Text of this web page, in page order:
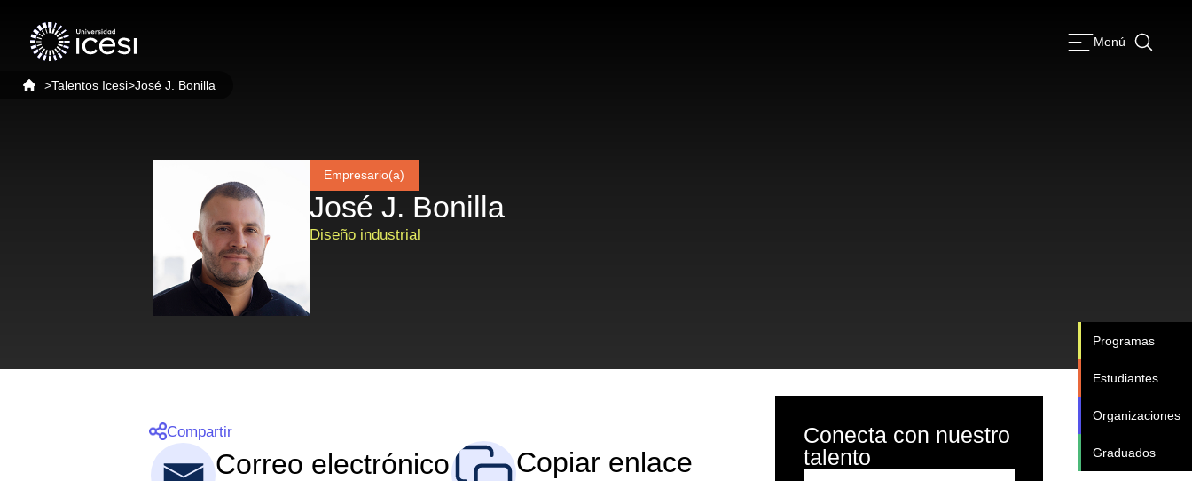
>Talentos Icesi>José J. Bonilla
Menú
Programas
Estudiantes
Organizaciones
Graduados
Empresario(a)
José J. Bonilla
Diseño industrial
Compartir
Copiar enlace
Correo electrónico
Conecta con nuestro
talento